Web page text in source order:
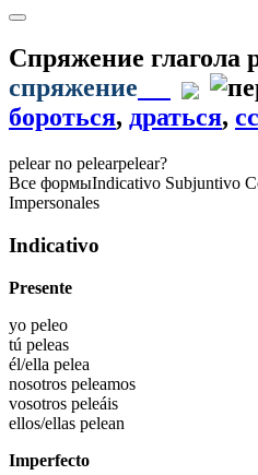
Спряжение глагола
спряжение
бороться, драться,
pelearno pelearpelear?
Все формыIndicativo Subjuntivo
Impersonales
Indicativo
Presente
yo peleo
tú peleas
él/ella pelea
nosotros peleamos
vosotros peleáis
ellos/ellas pelean
Imperfecto